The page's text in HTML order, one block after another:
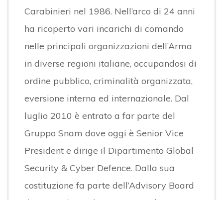
Carabinieri nel 1986. Nell’arco di 24 anni
ha ricoperto vari incarichi di comando
nelle principali organizzazioni dell’Arma
in diverse regioni italiane, occupandosi di
ordine pubblico, criminalità organizzata,
eversione interna ed internazionale. Dal
luglio 2010 è entrato a far parte del
Gruppo Snam dove oggi è Senior Vice
President e dirige il Dipartimento Global
Security & Cyber Defence. Dalla sua
costituzione fa parte dell’Advisory Board